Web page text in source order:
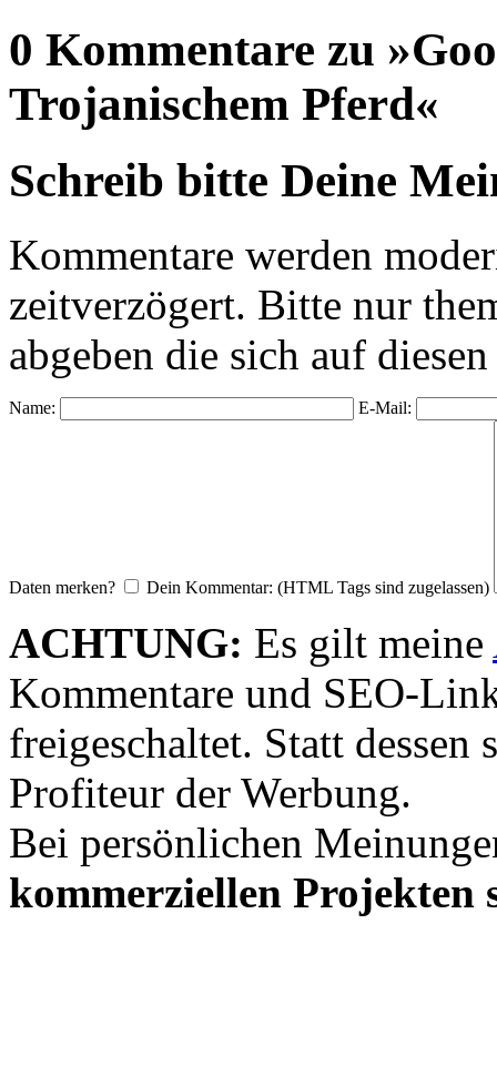
0 Kommentare zu
Trojanischem Pferd«
Schreib bitte Deine
Kommentare werden
zeitverzögert. Bitte nur
abgeben die sich auf
Name: E-Mail:
Daten merken? Dein Kommentar: (HTML Tags sind zugelassen)
ACHTUNG: Es gilt meine
Kommentare und SEO-
freigeschaltet. Statt dessen
Profiteur der Werbung.
Bei persönlichen
kommerziellen Projekten